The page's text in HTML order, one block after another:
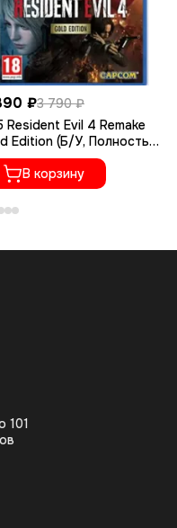
₽3 790 ₽
Resident Evil 4 Remake
Edition (Б/У, Полностью
языке, PPSA-
В корзину
101